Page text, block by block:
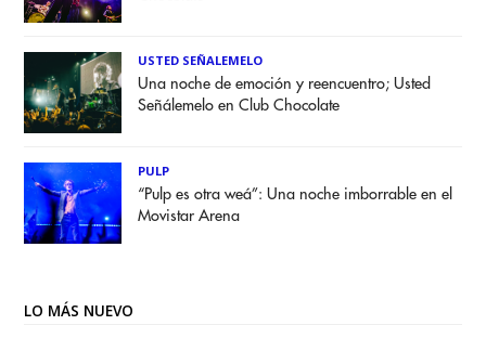
USTED SEÑALEMELO
Una noche de emoción y reencuentro; Usted
Señálemelo en Club Chocolate
PULP
“Pulp es otra weá”: Una noche imborrable en el
Movistar Arena
LO MÁS NUEVO